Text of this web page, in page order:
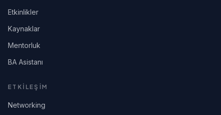
Etkinlikler
Kaynaklar
Mentorluk
BA Asistanı
ETKİLEŞİM
Networking